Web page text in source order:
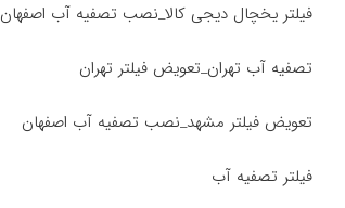
فیلتر یخچال دیجی کالا_نصب تصفیه آب اصفهان
تصفیه آب تهران_تعویض فیلتر تهران
تعویض فیلتر مشهد_نصب تصفیه آب اصفهان
فیلتر تصفیه آب